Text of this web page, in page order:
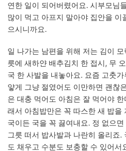
연한 일이 되어버렸어요. 시부모님
많이 먹고 아프지 말아야 집안을 이
으시니까요.
일 나가는 남편을 위해 저는 김이
릇에 새하얀 배추김치 한 접시, 무
국 한 사발을 내놓아요. 요즘 고춧
얗게 그냥 절였어도 이만하면 괜찮
은 대충 먹어도 아침은 잘 먹어야
래서 아침밥만은 꼭 따스한 새 밥을
국이든 국을 꼭 끓여내요. 정 없으
그릇 떠서 밥사발과 나란히 올리죠.
도 채우고 수분도 보충할 수 있어서